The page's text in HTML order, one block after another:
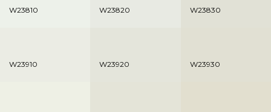
W23810 W23820 W23830
W23910 W23920 W23930